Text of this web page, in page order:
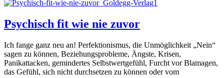
Psychisch fit wie nie zuvor
Ich fange ganz neu an! Perfektionismus, die Unmöglichkeit „Nein“
sagen zu können, Beziehungsprobleme, Ängste, Krisen,
Panikattacken, gemindertes Selbstwertgefühl, Furcht vor Blamagen,
das Gefühl, sich nicht durchsetzen zu können oder vom